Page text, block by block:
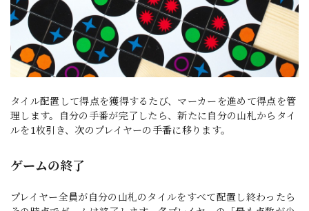
タイル配置して得点を獲得するたび、マーカーを進めて得点を管
理します。自分の手番が完了したら、新たに自分の山札からタイ
ルを1枚引き、次のプレイヤーの手番に移ります。
ゲームの終了
プレイヤー全員が自分の山札のタイルをすべて配置し終わったら